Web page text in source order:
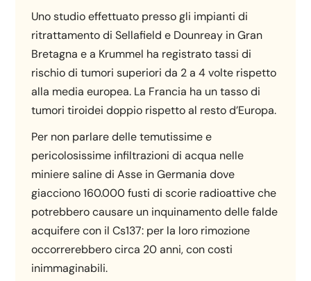
Uno studio effettuato presso gli impianti di
ritrattamento di Sellafield e Dounreay in Gran
Bretagna e a Krummel ha registrato tassi di
rischio di tumori superiori da 2 a 4 volte rispetto
alla media europea. La Francia ha un tasso di
tumori tiroidei doppio rispetto al resto d’Europa.
Per non parlare delle temutissime e
pericolosissime infiltrazioni di acqua nelle
miniere saline di Asse in Germania dove
giacciono 160.000 fusti di scorie radioattive che
potrebbero causare un inquinamento delle falde
acquifere con il Cs137: per la loro rimozione
occorrerebbero circa 20 anni, con costi
inimmaginabili.